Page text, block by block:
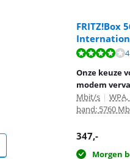
FRITZ!Box
Beoordeling is
Onze keuze
modem
Mbit/s |
band: 5760
347,-
Morgen
Beoordeling is
Beoordeling is